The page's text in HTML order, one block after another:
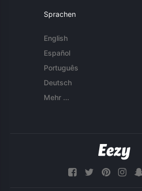
Sprachen
English
Español
Português
Deutsch
Mehr ...